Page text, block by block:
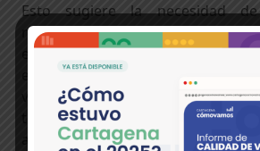
Esto sugiere la necesidad
rigurosos a estos vehículos,
entrega de la licencia al
estos se estén movilizando por las
velar porque las motos cumplan
tránsito y evitar imprudencias
accidentes.